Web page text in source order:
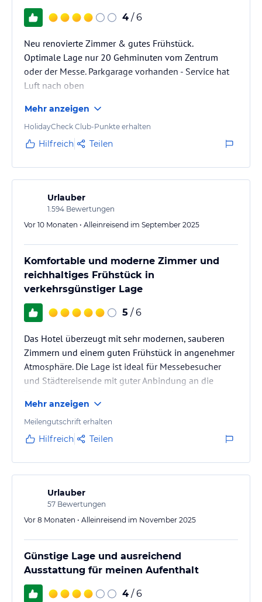
4 / 6
Neu renovierte Zimmer & gutes Frühstück.
Optimale Lage nur 20 Gehminuten vom Zentrum
oder der Messe. Parkgarage vorhanden - Service hat
Luft nach oben
Mehr anzeigen
HolidayCheck Club-Punkte erhalten
Hilfreich Teilen
Urlauber
1.594 Bewertungen
Vor 10 Monaten • Alleinreisend im September 2025
Komfortable und moderne Zimmer und
reichhaltiges Frühstück in
verkehrsgünstiger Lage
5 / 6
Das Hotel überzeugt mit sehr modernen, sauberen
Zimmern und einem guten Frühstück in angenehmer
Atmosphäre. Die Lage ist ideal für Messebesucher
und Städtereisende mit guter Anbindung an die
komfortablen Ausstattung und des freundlichen
Service problemlos weiterempfehlen.
Mehr anzeigen
Meilengutschrift erhalten
Hilfreich Teilen
Urlauber
57 Bewertungen
Vor 8 Monaten • Alleinreisend im November 2025
Günstige Lage und ausreichend
Ausstattung für meinen Aufenthalt
4 / 6